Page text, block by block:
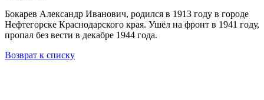
Бокарев Александр Иванович, родился в 1913 году в городе
Нефтегорске Краснодарского края. Ушёл на фронт в 1941 году,
пропал без вести в декабре 1944 года.
Возврат к списку